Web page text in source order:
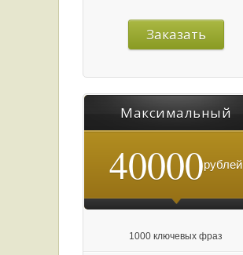
Заказать
Максимальный
40000рублей
1000 ключевых фраз